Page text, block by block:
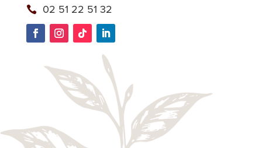
02 51 22 51 32